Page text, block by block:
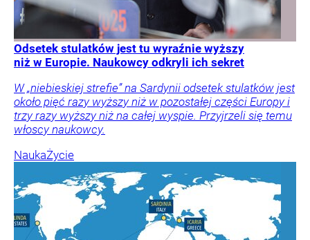
Odsetek stulatków jest tu wyraźnie wyższy
niż w Europie. Naukowcy odkryli ich sekret
W „niebieskiej strefie” na Sardynii odsetek stulatków jest
około pięć razy wyższy niż w pozostałej części Europy i
trzy razy wyższy niż na całej wyspie. Przyjrzeli się temu
włoscy naukowcy.
NaukaŻycie